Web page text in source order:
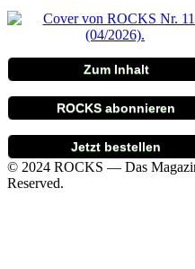
Zum Inhalt
ROCKS abonnieren
Jetzt bestellen
© 2024 ROCKS — Das
Reserved.